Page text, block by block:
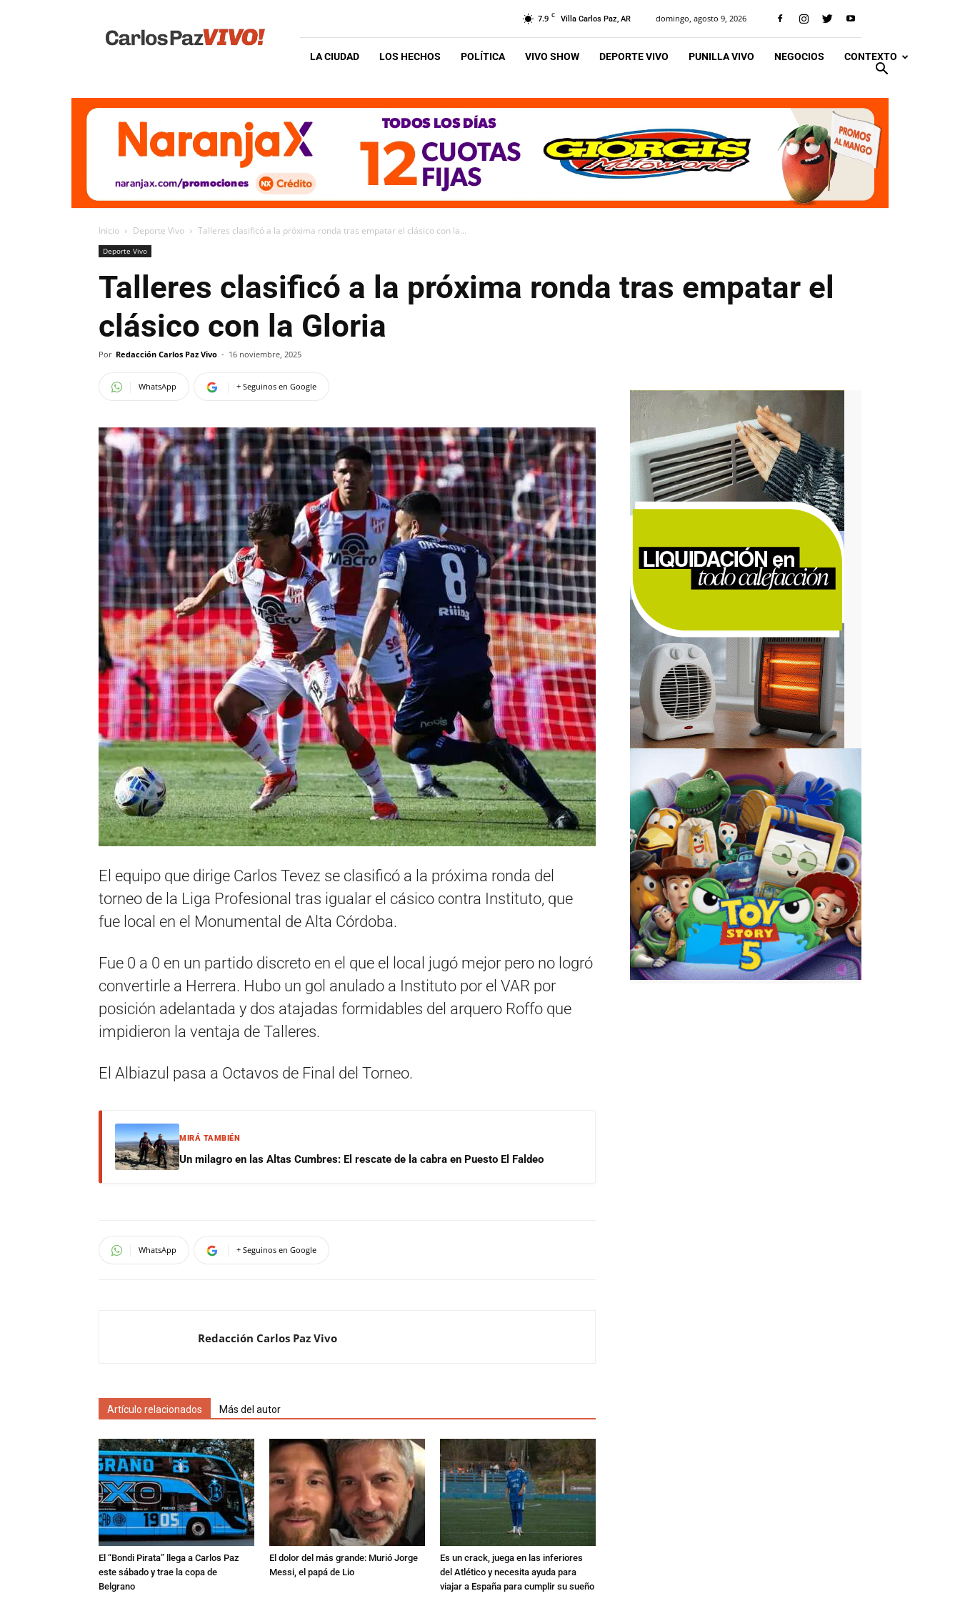
Vivo
7.9 C Villa Carlos Paz, AR domingo, agosto 9, 2026
LA CIUDAD LOS HECHOS POLÍTICA VIVO SHOW DEPORTE VIVO PUNILLA VIVO NEGOCIOS CONTEXTO
Inicio Deporte Vivo Talleres clasificó a la próxima ronda tras empatar el clásico con la...
Deporte Vivo
Talleres clasificó a la próxima ronda tras empatar el
clásico con la Gloria
Por Redacción Carlos Paz Vivo - 16 noviembre, 2025
WhatsApp + Seguinos en Google
El equipo que dirige Carlos Tevez se clasificó a la próxima ronda del
torneo de la Liga Profesional tras igualar el cásico contra Instituto, que
fue local en el Monumental de Alta Córdoba.
Fue 0 a 0 en un partido discreto en el que el local jugó mejor pero no logró
convertirle a Herrera. Hubo un gol anulado a Instituto por el VAR por
posición adelantada y dos atajadas formidables del arquero Roffo que
impidieron la ventaja de Talleres.
El Albiazul pasa a Octavos de Final del Torneo.
MIRÁ TAMBIÉN
Un milagro en las Altas Cumbres: El rescate de la cabra en Puesto El Faldeo
WhatsApp + Seguinos en Google
Redacción Carlos Paz Vivo
Artículo relacionados Más del autor
El “Bondi Pirata” llega a Carlos Paz
este sábado y trae la copa de
Belgrano
El dolor del más grande: Murió Jorge
Messi, el papá de Lio
Es un crack, juega en las inferiores
del Atlético y necesita ayuda para
viajar a España para cumplir su sueño